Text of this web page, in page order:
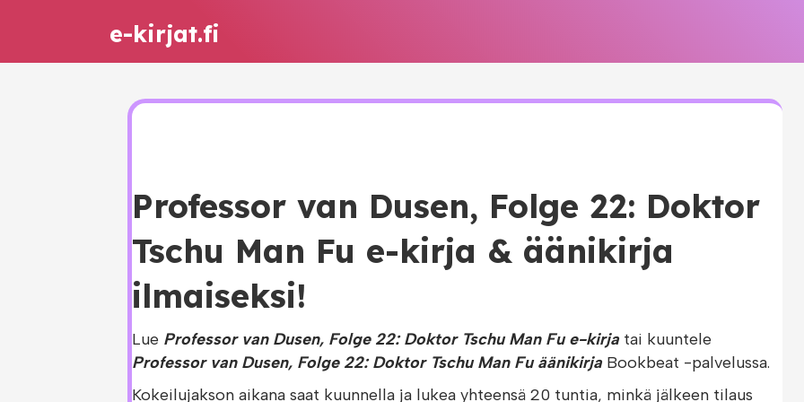
e-kirjat.fi
Professor van Dusen, Folge 22: Doktor
Tschu Man Fu e-kirja & äänikirja
ilmaiseksi!
Lue Professor van Dusen, Folge 22: Doktor Tschu Man Fu e-kirja tai kuuntele
Professor van Dusen, Folge 22: Doktor Tschu Man Fu äänikirja Bookbeat -palvelussa.
Kokeilujakson aikana saat kuunnella ja lukea yhteensä 20 tuntia, minkä jälkeen tilaus